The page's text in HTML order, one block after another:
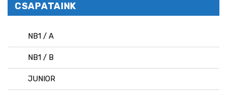
CSAPATAINK
NB1 / A
NB1 / B
JUNIOR